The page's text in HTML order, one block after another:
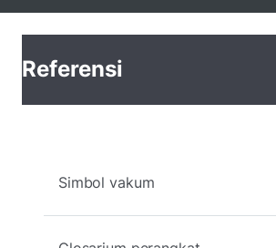
Referensi
Simbol vakum